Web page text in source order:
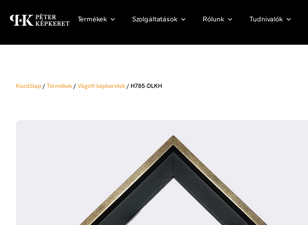
Termékek Szolgáltatások Rólunk Tudnivalók
Kezdőlap/Termékek/Vágott képkeretek/H785-DLKH